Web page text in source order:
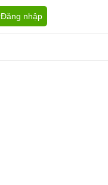
Đăng nhập